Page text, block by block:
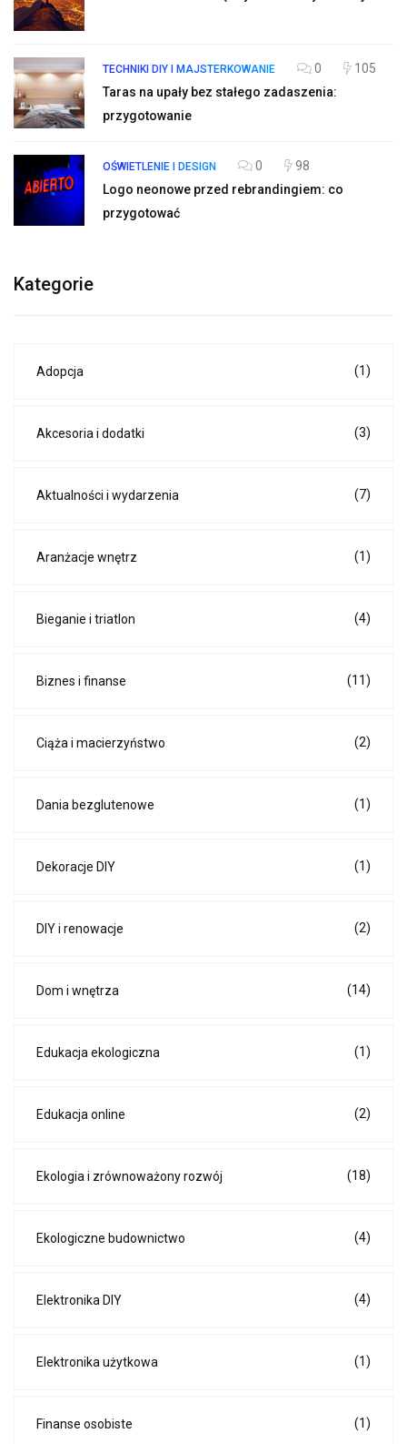
TECHNIKI DIY I MAJSTERKOWANIE 0
105
Taras na upały bez stałego zadaszenia:
przygotowanie
OŚWIETLENIE I DESIGN 0
98
Logo neonowe przed rebrandingiem: co
przygotować
Kategorie
Adopcja (1)
Akcesoria i dodatki (3)
Aktualności i wydarzenia (7)
Aranżacje wnętrz (1)
Bieganie i triatlon (4)
Biznes i finanse (11)
Ciąża i macierzyństwo (2)
Dania bezglutenowe (1)
Dekoracje DIY (1)
DIY i renowacje (2)
Dom i wnętrza (14)
Edukacja ekologiczna (1)
Edukacja online (2)
Ekologia i zrównoważony rozwój (18)
Ekologiczne budownictwo (4)
Elektronika DIY (4)
Elektronika użytkowa (1)
Finanse osobiste (1)